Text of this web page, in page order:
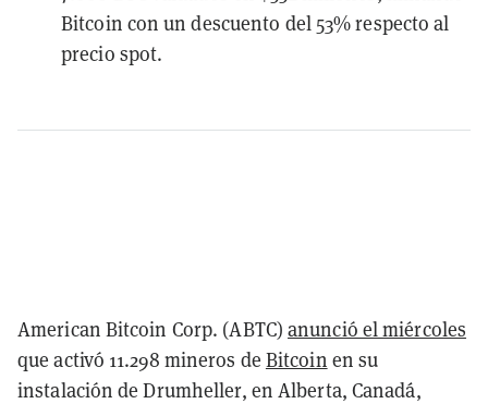
Bitcoin con un descuento del 53% respecto al
precio spot.
American Bitcoin Corp. (ABTC)anunció el miércoles
que activó 11.298 mineros de Bitcoin en su
instalación de Drumheller, en Alberta, Canadá,